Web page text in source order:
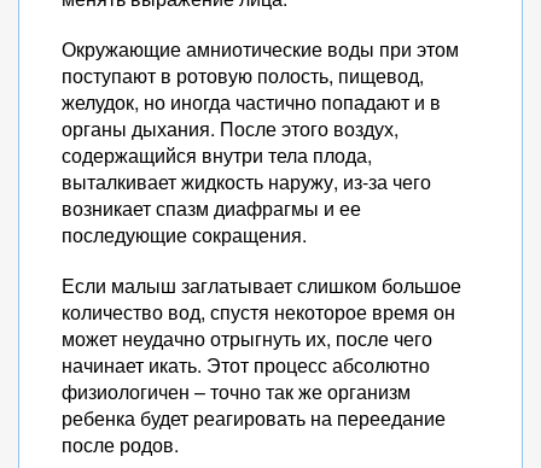
Окружающие амниотические воды при этом
поступают в ротовую полость, пищевод,
желудок, но иногда частично попадают и в
органы дыхания. После этого воздух,
содержащийся внутри тела плода,
выталкивает жидкость наружу, из-за чего
возникает спазм диафрагмы и ее
последующие сокращения.
Если малыш заглатывает слишком большое
количество вод, спустя некоторое время он
может неудачно отрыгнуть их, после чего
начинает икать. Этот процесс абсолютно
физиологичен – точно так же организм
ребенка будет реагировать на переедание
после родов.